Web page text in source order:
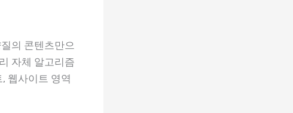
의 콘텐츠만으
자체 알고리즘
웹사이트 영역